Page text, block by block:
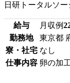
日研トータルソ
給与 月収例
勤務地
東京都
寮・社宅 なし
仕事内容 卵の加